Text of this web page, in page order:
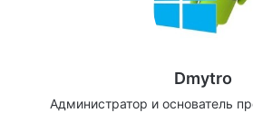
Dmytro
Администратор и основатель